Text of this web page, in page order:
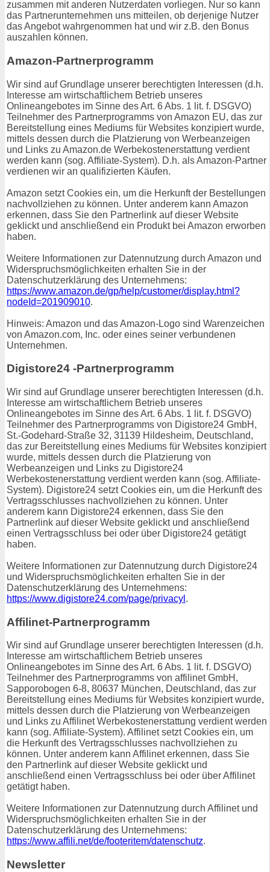
zusammen mit anderen Nutzerdaten vorliegen. Nur so kann
das Partnerunternehmen uns mitteilen, ob derjenige Nutzer
das Angebot wahrgenommen hat und wir z.B. den Bonus
auszahlen können.
Amazon-Partnerprogramm
Wir sind auf Grundlage unserer berechtigten Interessen (d.h.
Interesse am wirtschaftlichem Betrieb unseres
Onlineangebotes im Sinne des Art. 6 Abs. 1 lit. f. DSGVO)
Teilnehmer des Partnerprogramms von Amazon EU, das zur
Bereitstellung eines Mediums für Websites konzipiert wurde,
mittels dessen durch die Platzierung von Werbeanzeigen
und Links zu Amazon.de Werbekostenerstattung verdient
werden kann (sog. Affiliate-System). D.h. als Amazon-Partner
verdienen wir an qualifizierten Käufen.
Amazon setzt Cookies ein, um die Herkunft der Bestellungen
nachvollziehen zu können. Unter anderem kann Amazon
erkennen, dass Sie den Partnerlink auf dieser Website
geklickt und anschließend ein Produkt bei Amazon erworben
haben.
Weitere Informationen zur Datennutzung durch Amazon und
Widerspruchsmöglichkeiten erhalten Sie in der
Datenschutzerklärung des Unternehmens:
https://www.amazon.de/gp/help/customer/display.html?
nodeId=201909010.
Hinweis: Amazon und das Amazon-Logo sind Warenzeichen
von Amazon.com, Inc. oder eines seiner verbundenen
Unternehmen.
Digistore24 -Partnerprogramm
Wir sind auf Grundlage unserer berechtigten Interessen (d.h.
Interesse am wirtschaftlichem Betrieb unseres
Onlineangebotes im Sinne des Art. 6 Abs. 1 lit. f. DSGVO)
Teilnehmer des Partnerprogramms von Digistore24 GmbH,
St.-Godehard-Straße 32, 31139 Hildesheim, Deutschland,
das zur Bereitstellung eines Mediums für Websites konzipiert
wurde, mittels dessen durch die Platzierung von
Werbeanzeigen und Links zu Digistore24
Werbekostenerstattung verdient werden kann (sog. Affiliate-
System). Digistore24 setzt Cookies ein, um die Herkunft des
Vertragsschlusses nachvollziehen zu können. Unter
anderem kann Digistore24 erkennen, dass Sie den
Partnerlink auf dieser Website geklickt und anschließend
einen Vertragsschluss bei oder über Digistore24 getätigt
haben.
Weitere Informationen zur Datennutzung durch Digistore24
und Widerspruchsmöglichkeiten erhalten Sie in der
Datenschutzerklärung des Unternehmens:
https://www.digistore24.com/page/privacyl .
Affilinet-Partnerprogramm
Wir sind auf Grundlage unserer berechtigten Interessen (d.h.
Interesse am wirtschaftlichem Betrieb unseres
Onlineangebotes im Sinne des Art. 6 Abs. 1 lit. f. DSGVO)
Teilnehmer des Partnerprogramms von affilinet GmbH,
Sapporobogen 6-8, 80637 München, Deutschland, das zur
Bereitstellung eines Mediums für Websites konzipiert wurde,
mittels dessen durch die Platzierung von Werbeanzeigen
und Links zu Affilinet Werbekostenerstattung verdient werden
kann (sog. Affiliate-System). Affilinet setzt Cookies ein, um
die Herkunft des Vertragsschlusses nachvollziehen zu
können. Unter anderem kann Affilinet erkennen, dass Sie
den Partnerlink auf dieser Website geklickt und
anschließend einen Vertragsschluss bei oder über Affilinet
getätigt haben.
Weitere Informationen zur Datennutzung durch Affilinet und
Widerspruchsmöglichkeiten erhalten Sie in der
Datenschutzerklärung des Unternehmens:
https://www.affili.net/de/footeritem/datenschutz.
Newsletter